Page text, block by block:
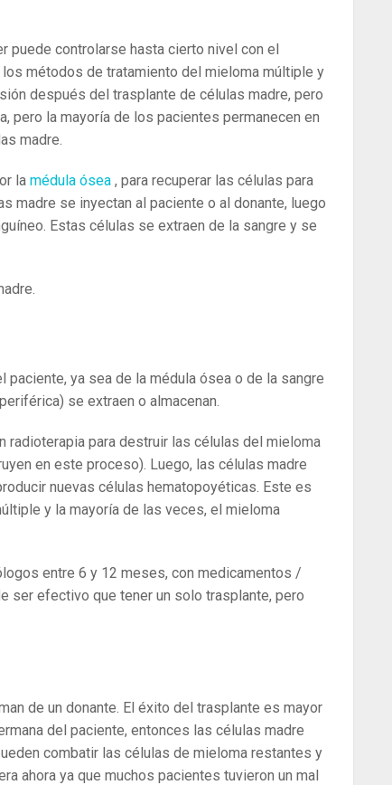
puede controlarse hasta cierto nivel con el
métodos de tratamiento del mieloma múltiple y
después del trasplante de células madre, pero
pero la mayoría de los pacientes permanecen en
madre.
la médula ósea , para recuperar las células para
madre se inyectan al paciente o al donante, luego
Estas células se extraen de la sangre y se
ya sea de la médula ósea o de la sangre
se extraen o almacenan.
radioterapia para destruir las células del mieloma
en este proceso). Luego, las células madre
nuevas células hematopoyéticas. Este es
y la mayoría de las veces, el mieloma
entre 6 y 12 meses, con medicamentos /
ser efectivo que tener un solo trasplante, pero
de un donante. El éxito del trasplante es mayor
del paciente, entonces las células madre
combatir las células de mieloma restantes y
ahora ya que muchos pacientes tuvieron un mal